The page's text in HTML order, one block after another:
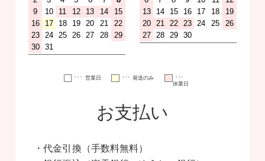
･･･ 営業日 ･･･ 発送のみ
･･･
休業日
お支払い
・代金引換（手数料無料）